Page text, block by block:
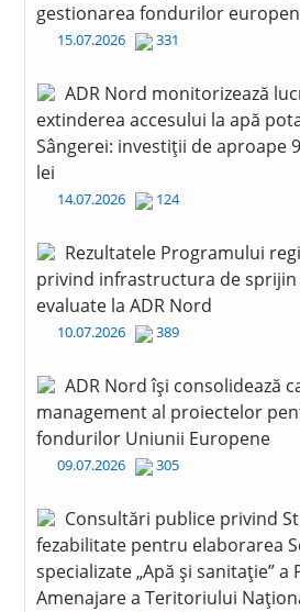
gestionarea fondurilor
15.07.2026 331
ADR Nord monitorizează
extinderea accesului la apă
Sângerei: investiții de aproape
lei
14.07.2026 124
Rezultatele Programului
privind infrastructura de sprijin
evaluate la ADR Nord
10.07.2026 389
ADR Nord își consolidează
management al proiectelor
fondurilor Uniunii Europene
09.07.2026 305
Consultări publice privind
fezabilitate pentru elaborarea
specializate „Apă și sanitație” a
Amenajare a Teritoriului